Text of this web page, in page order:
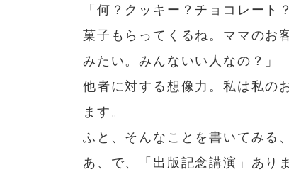
「何？クッキー？チョコレー
菓子もらってくるね。ママのお
みたい。みんないい人なの？」
他者に対する想像力。私は私の
ます。
ふと、そんなことを書いてみる
あ、で、「出版記念講演」あり